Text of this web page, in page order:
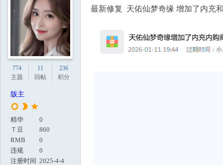
774
主题
11
回帖
236
积分
版主
精华
0
Ｔ豆
860
RMB
0
违规
0
注册时间 2025-4-4
最新修复 天佑仙梦奇缘 增加了内充